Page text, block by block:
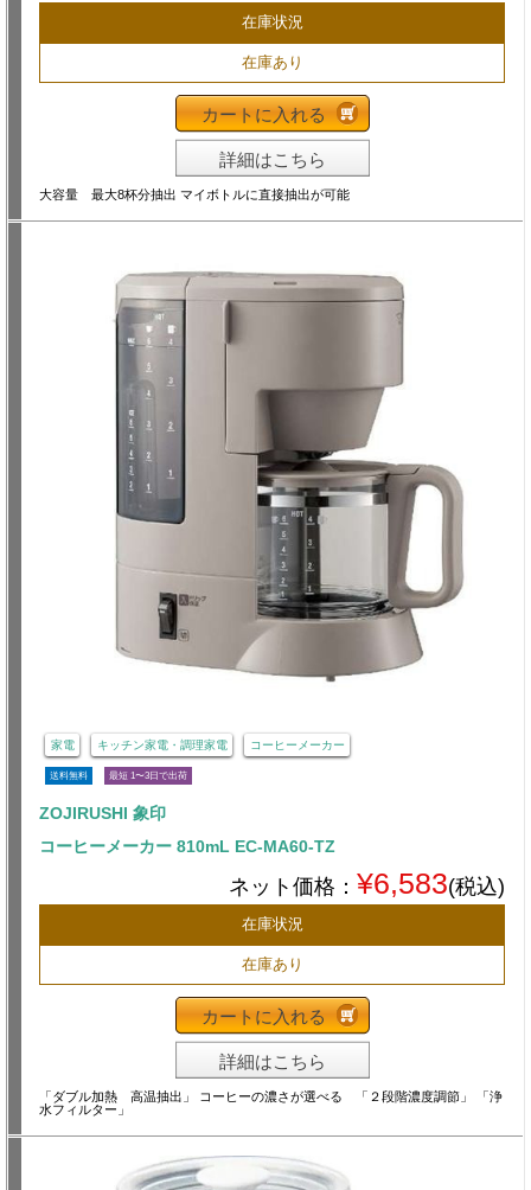
在庫状況
在庫あり
カートに入れる
詳細はこちら
大容量 最大8杯分抽出 マイボトルに直接抽出が可能
家電 キッチン家電・調理家電 コーヒーメーカー
送料無料 最短 1〜3日で出荷
ZOJIRUSHI 象印
コーヒーメーカー 810mL EC-MA60-TZ
ネット価格： ¥6,583(税込)
在庫状況
在庫あり
カートに入れる
詳細はこちら
「ダブル加熱 高温抽出」 コーヒーの濃さが選べる 「２段階濃度調節」 「浄
水フィルター」